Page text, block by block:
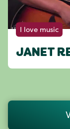
I love music
JANET